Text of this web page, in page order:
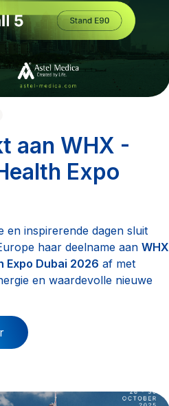
aan WHX -
Expo
en inspirerende dagen sluit
haar deelname aan WHX
Expo Dubai 2026 af met
en waardevolle nieuwe